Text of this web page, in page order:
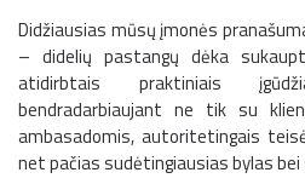
Didžiausias mūsų įmonės
– didelių pastangų dėka
atidirbtais praktiniais
bendradarbiaujant ne tik su
ambasadomis, autoritetingais
net pačias sudėtingiausias bylas